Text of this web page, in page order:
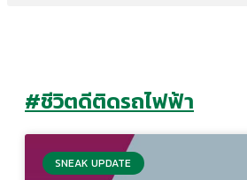
#ชีวิตดีติดรถไฟฟ้า
SNEAK UPDATE